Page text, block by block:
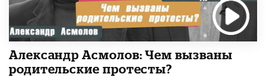
Александр Асмолов: Чем вызваны
родительские протесты?